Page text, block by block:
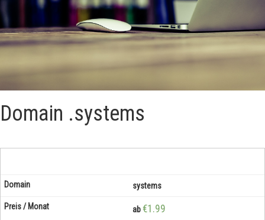
Domain .systems
systems
ab€1.99